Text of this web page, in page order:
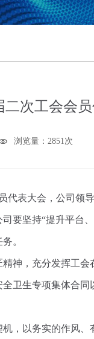
次工会会
浏览量：2851次
表大会，公司领
司要坚持“提升平台
。
神，充分发挥工会
卫生专项集体合同
，以务实的作风